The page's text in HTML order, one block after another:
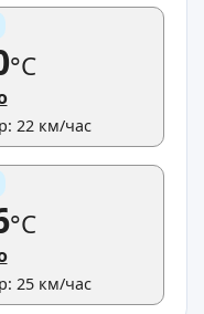
°C
22 км/час
°C
25 км/час